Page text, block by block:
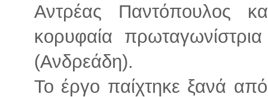
Αντρέας Παντόπουλος
κορυφαία
(Ανδρεάδη).
Το έργο παίχτηκε ξανά